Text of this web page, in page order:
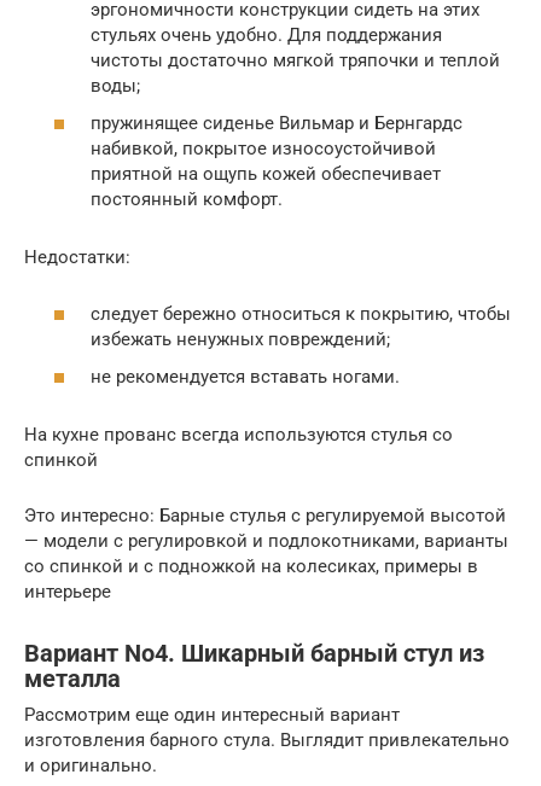
эргономичности конструкции сидеть на этих
стульях очень удобно. Для поддержания
чистоты достаточно мягкой тряпочки и теплой
воды;
пружинящее сиденье Вильмар и Бернгардс
набивкой, покрытое износоустойчивой
приятной на ощупь кожей обеспечивает
постоянный комфорт.
Недостатки:
следует бережно относиться к покрытию, чтобы
избежать ненужных повреждений;
не рекомендуется вставать ногами.
На кухне прованс всегда используются стулья со
спинкой
Это интересно: Барные стулья с регулируемой высотой
— модели с регулировкой и подлокотниками, варианты
со спинкой и с подножкой на колесиках, примеры в
интерьере
Вариант No4. Шикарный барный стул из
металла
Рассмотрим еще один интересный вариант
изготовления барного стула. Выглядит привлекательно
и оригинально.